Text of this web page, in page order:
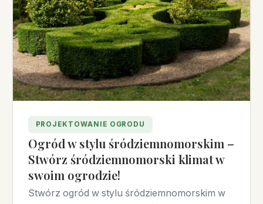
PROJEKTOWANIE OGRODU
Ogród w stylu śródziemnomorskim –
Stwórz śródziemnomorski klimat w
swoim ogrodzie!
Stwórz ogród w stylu śródziemnomorskim w